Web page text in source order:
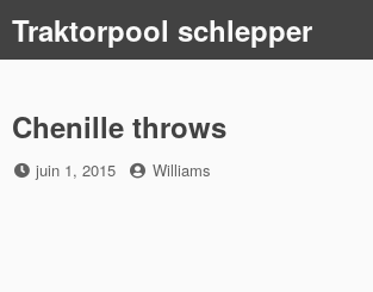
content
Traktorpool schlepper
Chenille throws
Posted
juin 1, 2015 by
Williams